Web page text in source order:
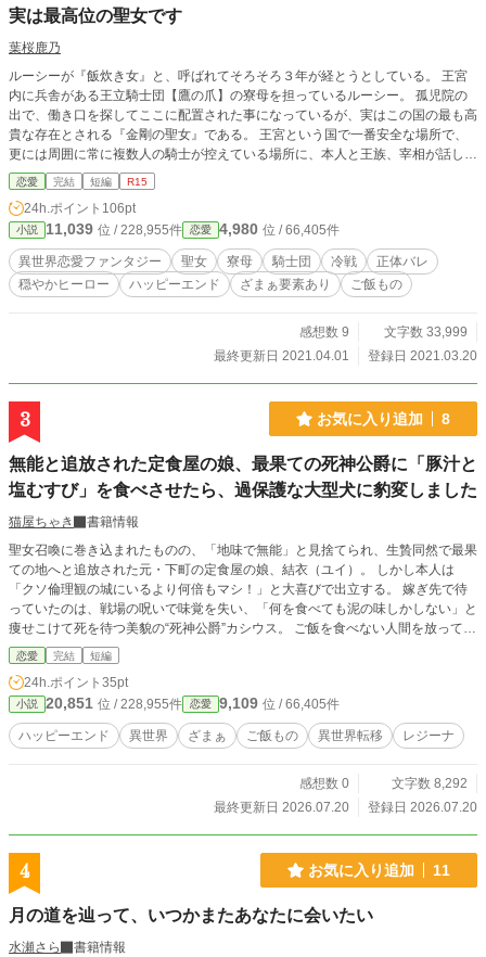
実は最高位の聖女です
葉桜鹿乃
ルーシーが『飯炊き女』と、呼ばれてそろそろ３年が経とうとしている。 王宮
内に兵舎がある王立騎士団【鷹の爪】の寮母を担っているルーシー。 孤児院の
出で、働き口を探してここに配置された事になっているが、実はこの国の最も高
貴な存在とされる『金剛の聖女』である。 王宮という国で一番安全な場所で、
更には周囲に常に複数人の騎士が控えている場所に、本人と王族、宰相が話し合
って所属することになったものの、存在を秘する為に扱いは『飯炊き女』であ
る。 働くのは苦では無いし、顔を隠すための不細工な丸眼鏡にソバカスと眉を
太くする化粧、粗末な服。これを襲いに来るような輩は男所帯の騎士団にも居な
いし、聖女の力で存在感を常に薄めるようにしている。 何故このような擬態を
しているかというと、隣国から聖女を狙って何者かが間者として侵入していると
言われているためだ。 隣国は既に瘴気で汚れた土地が多くなり、作物もまとも
に育たないと聞いて、ルーシーはしばらく隣国に行ってもいいと思っているのだ
る国王たちをルーシーは説得する教養もなく……。 そんな折、ある日の月夜
に、明日の雨を予見して変装をせずに水汲みをしている時に「見つけた」と言わ
った。 ※感想の取り扱いは近況ボードを参照してください。 ※小説家になろう
様でも掲載予定です。
恋愛 完結 短編 R15
24h.ポイント 106pt
小説 11,039 位 / 228,955件 恋愛 4,980 位 / 66,405件
異世界恋愛ファンタジー 聖女 寮母 騎士団 冷戦
正体バレ
穏やかヒーロー
ハッピーエンド ざまぁ要素あり ご飯もの
感想数 9
文字数 33,999
最終更新日 2021.04.01
登録日 2021.03.20
3 お気に入り追加 8
無能と追放された定食屋の娘、最果ての死神公爵に「豚汁と
塩むすび」を食べさせたら、過保護な大型犬に豹変しました
猫屋ちゃき
書籍情報
聖女召喚に巻き込まれたものの、「地味で無能」と見捨てられ、生贄同然で最果
ての地へと追放された元・下町の定食屋の娘、結衣（ユイ）。 しかし本人は
「クソ倫理観の城にいるより何倍もマシ！」と大喜びで出立する。 嫁ぎ先で待
っていたのは、戦場の呪いで味覚を失い、「何を食べても泥の味しかしない」と
痩せこけて死を待つ美貌の“死神公爵”カシウス。 ご飯を食べない人間を放ってお
けないユイは、実家秘伝の合わせ味噌を引っ張り出し、勝手に台所で『具沢山の
豚汁と塩むすび』を作り上げる。 実はユイには、料理に込めた『家庭の温も
り』でどんな呪いも溶かす、微弱（？）な浄化スキルがあって――？ ※カクヨ
ムや小説家になろうにも同様の内容で投稿しています。
恋愛 完結 短編
24h.ポイント 35pt
小説 20,851 位 / 228,955件 恋愛 9,109 位 / 66,405件
ハッピーエンド 異世界 ざまぁ ご飯もの 異世界転移 レジーナ
感想数 0
文字数 8,292
最終更新日 2026.07.20
登録日 2026.07.20
4 お気に入り追加 11
月の道を辿って、いつかまたあなたに会いたい
水瀬さら
書籍情報